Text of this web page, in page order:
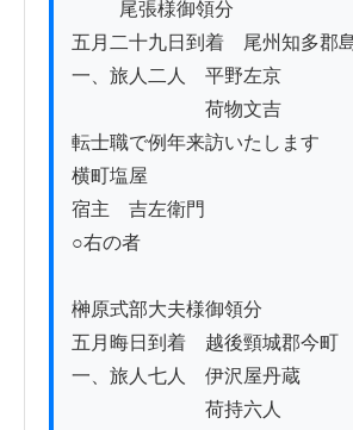
五月二十九日到着　尾州知多郡
一、旅人二人　平野左京
荷物文吉
転士職で例年来訪いたします
横町塩屋
宿主　吉左衛門
○右の者
榊原式部大夫様御領分
五月晦日到着　越後頸城郡今町
一、旅人七人　伊沢屋丹蔵
荷持六人